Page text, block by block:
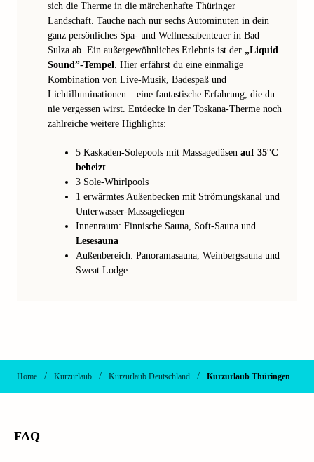
sich die Therme in die märchenhafte Thüringer
Landschaft. Tauche nach nur sechs Autominuten in dein
ganz persönliches Spa- und Wellnessabenteuer in Bad
Sulza ab. Ein außergewöhnliches Erlebnis ist der „Liquid
Sound”-Tempel. Hier erfährst du eine einmalige
Kombination von Live-Musik, Badespaß und
Lichtilluminationen – eine fantastische Erfahrung, die du
nie vergessen wirst. Entdecke in der Toskana-Therme noch
zahlreiche weitere Highlights:
5 Kaskaden-Solepools mit Massagedüsen auf 35°C
beheizt
3 Sole-Whirlpools
1 erwärmtes Außenbecken mit Strömungskanal und
Unterwasser-Massageliegen
Innenraum: Finnische Sauna, Soft-Sauna und
Lesesauna
Außenbereich: Panoramasauna, Weinbergsauna und
Sweat Lodge
Home / Kurzurlaub / Kurzurlaub Deutschland / Kurzurlaub Thüringen
FAQ